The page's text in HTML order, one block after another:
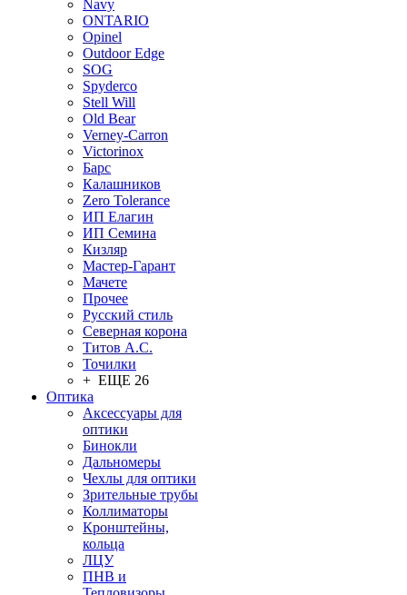
Navy
ONTARIO
Opinel
Outdoor Edge
SOG
Spyderco
Stell Will
Old Bear
Verney-Carron
Victorinox
Барс
Калашников
Zero Tolerance
ИП Елагин
ИП Семина
Кизляр
Мастер-Гарант
Мачете
Прочее
Русский стиль
Северная корона
Титов А.С.
Точилки
+ ЕЩЕ 26
Оптика
Аксессуары для
оптики
Бинокли
Дальномеры
Чехлы для оптики
Зрительные трубы
Коллиматоры
Кронштейны,
кольца
ЛЦУ
ПНВ и